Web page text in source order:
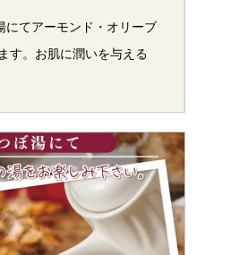
てアーモンド・オリーブ
す。お肌に潤いを与える